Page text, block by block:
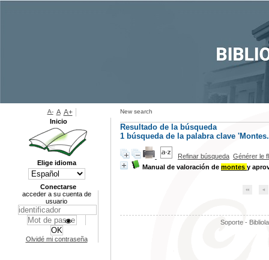
New search
Resultado de la búsqueda
1 búsqueda de la palabra clave
Refinar búsqueda Générer le
Manual de valoración de montes y
Soporte -
A- A A+
Inicio
Elige idioma
Conectarse
acceder a su cuenta de
usuario
Olvidé mi contraseña